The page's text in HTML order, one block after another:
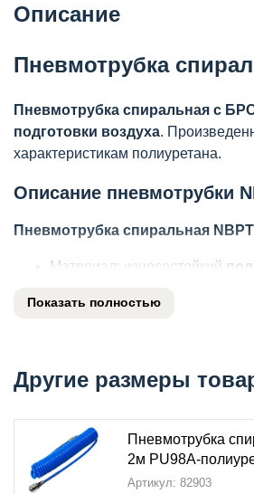
Описание
Пневмотрубка
Пневмотрубка спиральная с
подготовки воздуха.
характеристикам полиуретана.
Описание пневмотрубки
Пневмотрубка спиральная
Материал: износостойкий
Оснащение:
Применение пневмотрубки
Пневмотрубка спиральная с
Промышленныхсистемах
Пневматическом инструменте
Показать полностью
Другие размеры
Пневмотрубка
2м PU98A-
Артикул: 82903